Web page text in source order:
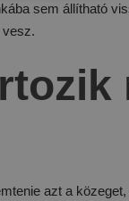
sem állítható
vesz.
azt a